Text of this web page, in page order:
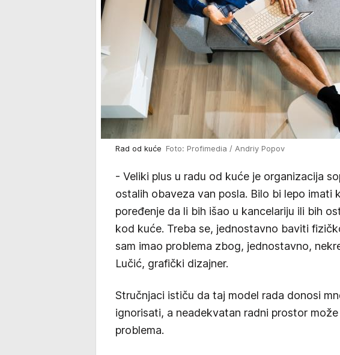
Rad od kuće Foto: Profimedia / Andriy Popov
- Veliki plus u radu od kuće je organizacija
ostalih obaveza van posla. Bilo bi lepo imati
poređenje da li bih išao u kancelariju ili bih
kod kuće. Treba se, jednostavno baviti
sam imao problema zbog, jednostavno,
Lučić, grafički dizajner.
Stručnjaci ističu da taj model rada donosi
ignorisati, a neadekvatan radni prostor
problema.